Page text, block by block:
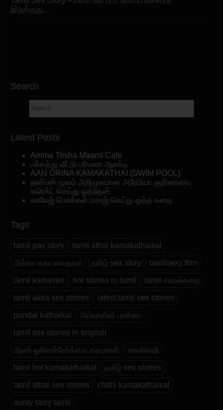
இருக்குது…
Search
Latest Posts
Amma Trisha Maami Cafe
பக்கத்து வீட்டு பரிமளா ஆண்டி
AAN ORINA KAMAKATHAI (SWIM POOL)
நண்பன் மூலம் அறிமுகமான அரேபியா குதிரையை
கரெக்ட் செய்து ஓத்தேன்
காலேஜ் பெண்கள் மசாஜ் செய்து ஒத்த கதை
Tags
tamil gay story tamil athai kamakathaikal
அக்கா காம கதைகள் தமிழ் sex story tamilsexy film
tàmil kamaveri hot stories in tamil tamil காமக்கதை
tamil akka sex stories latest tamil sex stories
pundai kathaikal அம்மாவின் புண்டை
tamil sex stories in english
ஆண் ஓரினச்சேர்க்கை கதைகள் காமவெறி
tamil hot kamakathaikal தமிழ் sex stories
tamil athai sex stories chithi kamakathaikal
aunty story tamil